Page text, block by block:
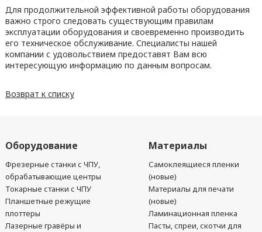
Для продолжительной эффективной работы оборудования
важно строго следовать существующим правилам
эксплуатации оборудования и своевременно производить
его техническое обслуживание. Специалисты нашей
компании с удовольствием предоставят Вам всю
интересующую информацию по данным вопросам.
Возврат к списку
Оборудование
Фрезерные станки с ЧПУ,
обрабатывающие центры
Токарные станки с ЧПУ
Планшетные режущие
плоттеры
Лазерные гравёры и
Материалы
Самоклеящиеся пленки
(новые)
Материалы для печати
(новые)
Ламинационная пленка
Пасты, спреи, скотчи для